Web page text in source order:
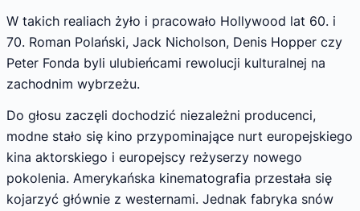
W takich realiach żyło i pracowało Hollywood lat 60. i
70. Roman Polański, Jack Nicholson, Denis Hopper czy
Peter Fonda byli ulubieńcami rewolucji kulturalnej na
zachodnim wybrzeżu.
Do głosu zaczęli dochodzić niezależni producenci,
modne stało się kino przypominające nurt europejskiego
kina aktorskiego i europejscy reżyserzy nowego
pokolenia. Amerykańska kinematografia przestała się
kojarzyć głównie z westernami. Jednak fabryka snów